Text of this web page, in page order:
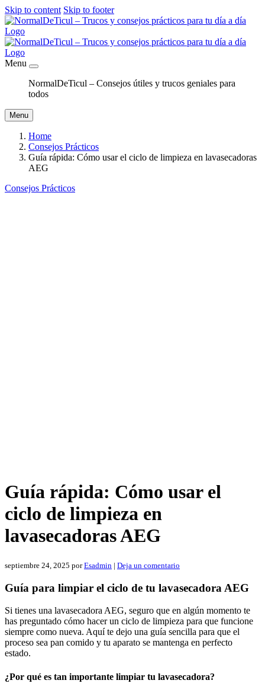
Skip to content Skip to footer
Menu
NormalDeTicul – Consejos útiles y trucos geniales para
todos
Menu
Home
Consejos Prácticos
Guía rápida: Cómo usar el ciclo de limpieza en lavasecadoras
AEG
Consejos Prácticos
Guía rápida: Cómo usar el
ciclo de limpieza en
lavasecadoras AEG
septiembre 24, 2025 porEsadmin | Deja un comentario
Guía para limpiar el ciclo de tu lavasecadora AEG
Si tienes una lavasecadora AEG, seguro que en algún momento te
has preguntado cómo hacer un ciclo de limpieza para que funcione
siempre como nueva. Aquí te dejo una guía sencilla para que el
proceso sea pan comido y tu aparato se mantenga en perfecto
estado.
¿Por qué es tan importante limpiar tu lavasecadora?